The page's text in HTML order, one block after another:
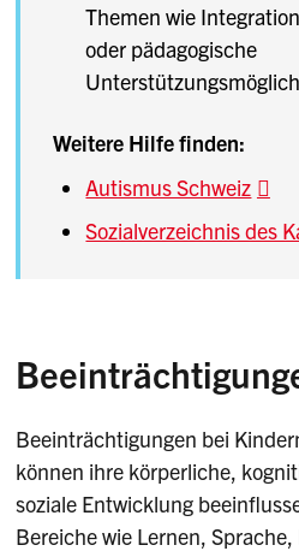
Themen wie
oder pädagogische
Weitere Hilfe finden:
Autismus Schweiz
Sozialverzeichnis des
Beeinträchtigungen bei
können ihre körperliche,
soziale Entwicklung
Bereiche wie Lernen,